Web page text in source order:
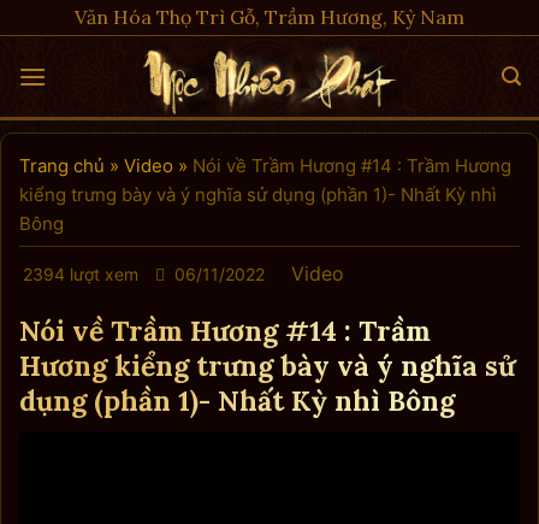
to
content
Văn Hóa Thọ Trì Gỗ, Trầm Hương, Kỳ Nam
Trang chủ » Video » Nói về Trầm Hương #14 : Trầm Hương
kiểng trưng bày và ý nghĩa sử dụng (phần 1)- Nhất Kỳ nhì
Bông
2394 lượt xem 06/11/2022 Video
Nói về Trầm Hương #14 : Trầm
Hương kiểng trưng bày và ý nghĩa sử
dụng (phần 1)- Nhất Kỳ nhì Bông